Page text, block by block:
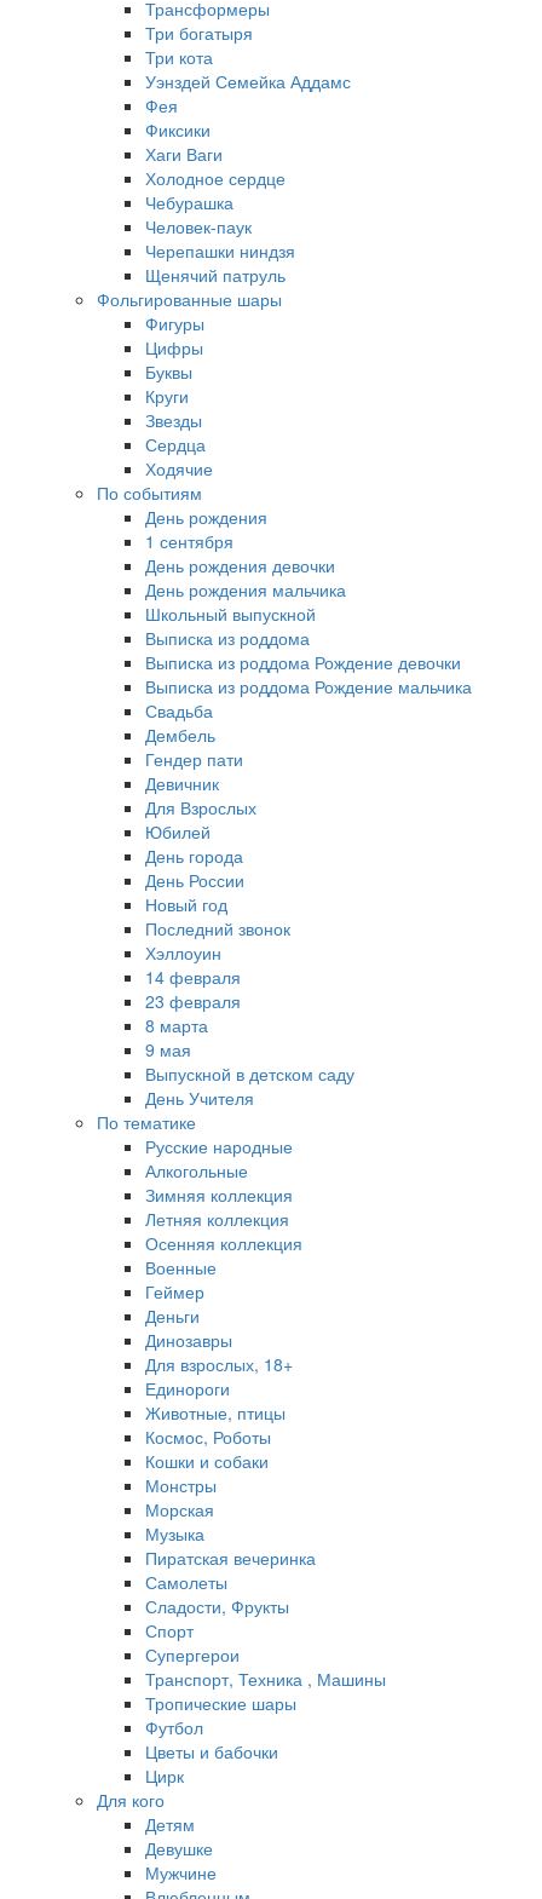
Трансформеры
Три богатыря
Три кота
Уэнздей Семейка Аддамс
Фея
Фиксики
Хаги Ваги
Холодное сердце
Чебурашка
Человек-паук
Черепашки ниндзя
Щенячий патруль
Фольгированные шары
Фигуры
Цифры
Буквы
Круги
Звезды
Сердца
Ходячие
По событиям
День рождения
1 сентября
День рождения девочки
День рождения мальчика
Школьный выпускной
Выписка из роддома
Выписка из роддома Рождение девочки
Выписка из роддома Рождение мальчика
Свадьба
Дембель
Гендер пати
Девичник
Для Взрослых
Юбилей
День города
День России
Новый год
Последний звонок
Хэллоуин
14 февраля
23 февраля
8 марта
9 мая
Выпускной в детском саду
День Учителя
По тематике
Русские народные
Алкогольные
Зимняя коллекция
Летняя коллекция
Осенняя коллекция
Военные
Геймер
Деньги
Динозавры
Для взрослых, 18+
Единороги
Животные, птицы
Космос, Роботы
Кошки и собаки
Монстры
Морская
Музыка
Пиратская вечеринка
Самолеты
Сладости, Фрукты
Спорт
Супергерои
Транспорт, Техника , Машины
Тропические шары
Футбол
Цветы и бабочки
Цирк
Для кого
Детям
Девушке
Мужчине